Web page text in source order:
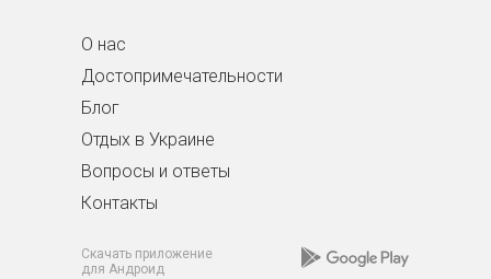
О нас
Достопримечательности
Блог
Отдых в Украине
Вопросы и ответы
Контакты
Скачать приложение
для Андроид